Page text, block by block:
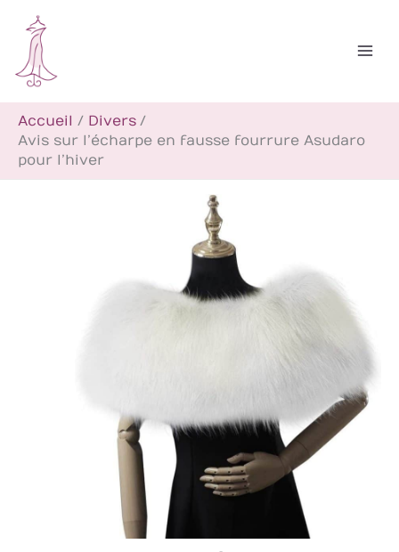
contenu
Accueil
Divers
Avis sur l’écharpe en fausse fourrure Asudaro
pour l’hiver
c
h
e
r
c